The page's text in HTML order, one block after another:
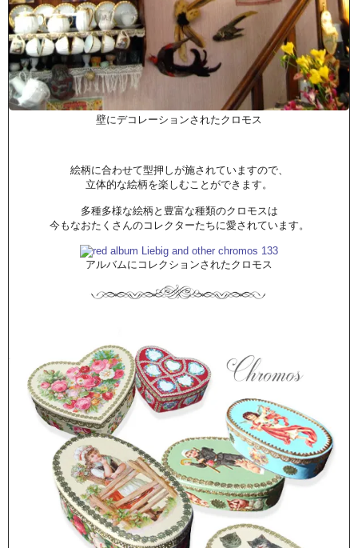
壁にデコレーションされたクロモス
絵柄に合わせて型押しが施されていますので、
立体的な絵柄を楽しむことができます。
多種多様な絵柄と豊富な種類のクロモスは
今もなおたくさんのコレクターたちに愛されています。
アルバムにコレクションされたクロモス